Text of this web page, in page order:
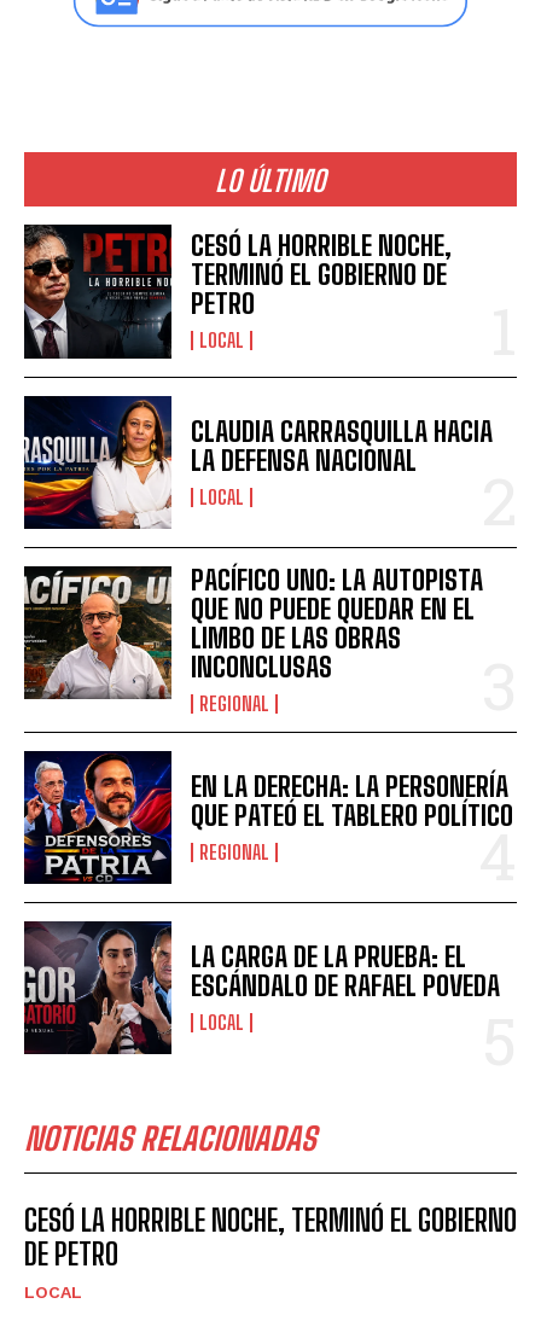
LO ÚLTIMO
CESÓ LA HORRIBLE NOCHE,
TERMINÓ EL GOBIERNO DE
PETRO
LOCAL
CLAUDIA CARRASQUILLA HACIA
LA DEFENSA NACIONAL
LOCAL
PACÍFICO UNO: LA AUTOPISTA
QUE NO PUEDE QUEDAR EN EL
LIMBO DE LAS OBRAS
INCONCLUSAS
REGIONAL
EN LA DERECHA: LA PERSONERÍA
QUE PATEÓ EL TABLERO POLÍTICO
REGIONAL
LA CARGA DE LA PRUEBA: EL
ESCÁNDALO DE RAFAEL POVEDA
LOCAL
NOTICIAS RELACIONADAS
CESÓ LA HORRIBLE NOCHE, TERMINÓ EL GOBIERNO
DE PETRO
LOCAL